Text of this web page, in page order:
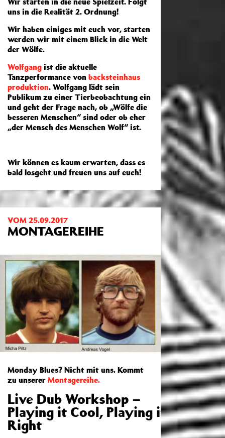
uns in die Realität 2. Ordnung!
Wir haben einiges mit euch vor, starten
werden wir mit einem Blick in die Welt
der Wölfe.
Wolfgang ist die aktuelle
Tanzperformance von backsteinhaus
produktion. Wolfgang lädt sein
Publikum zu einer Tierbeobachtung ein
und geht der Frage nach, ob „Wölfe die
besseren Menschen“ sind oder ob eher
„der Mensch des Menschen Wolf“ ist.
Wir können es kaum erwarten, dass es
bald losgeht und freuen uns auf euch!
VOM 25.09.2017
MONTAGEREIHE
Monday Blues? Nicht mit uns. Kommt
zu unserer Montagereihe.
Live Dub Workshop –
Playing it Cool, Playing it
Right